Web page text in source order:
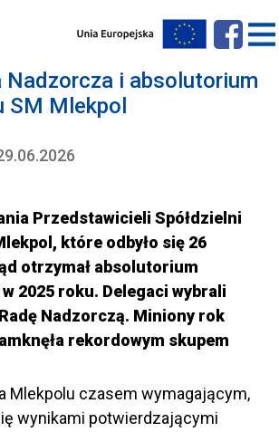
Nadzorcza i absolutorium
SM Mlekpol
Przedstawicieli Spółdzielni
które odbyło się 26
otrzymał absolutorium
2025 roku. Delegaci wybrali
Nadzorczą. Miniony rok
rekordowym skupem
Mlekpolu czasem wymagającym,
wynikami potwierdzającymi